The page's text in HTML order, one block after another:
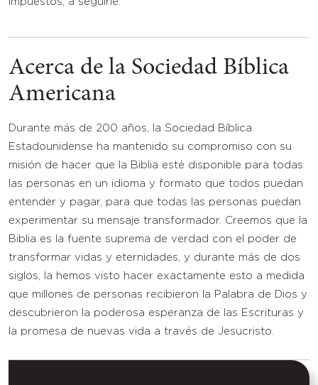
Acerca de la Sociedad Bíblica
Americana
Durante más de 200 años, la Sociedad Bíblica
Estadounidense ha mantenido su compromiso con su
misión de hacer que la Biblia esté disponible para todas
las personas en un idioma y formato que todos puedan
entender y pagar, para que todas las personas puedan
experimentar su mensaje transformador. Creemos que la
Biblia es la fuente suprema de verdad con el poder de
transformar vidas y eternidades, y durante más de dos
siglos, la hemos visto hacer exactamente esto a medida
que millones de personas recibieron la Palabra de Dios y
descubrieron la poderosa esperanza de las Escrituras y
la promesa de nuevas vida a través de Jesucristo.